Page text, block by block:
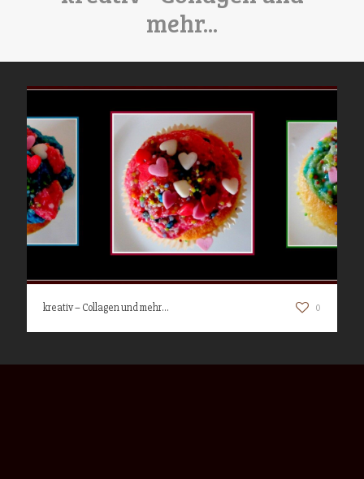
mehr...
kreativ – Collagen und mehr… 0